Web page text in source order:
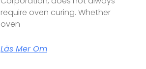
require oven curing. Whether
oven
Läs Mer Om